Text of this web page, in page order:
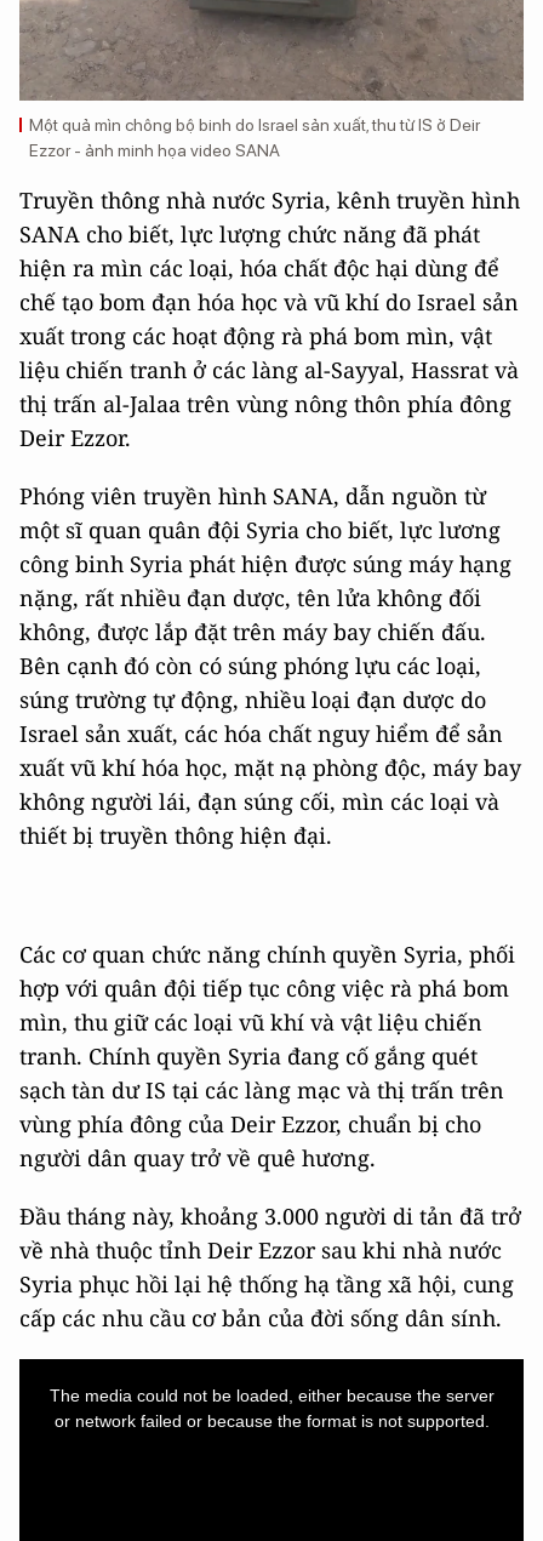
Một quả mìn chông bộ binh do Israel sản xuất, thu từ IS ở Deir
Ezzor - ảnh minh họa video SANA
Truyền thông nhà nước Syria, kênh truyền hình
SANA cho biết, lực lượng chức năng đã phát
hiện ra mìn các loại, hóa chất độc hại dùng để
chế tạo bom đạn hóa học và vũ khí do Israel sản
xuất trong các hoạt động rà phá bom mìn, vật
liệu chiến tranh ở các làng al-Sayyal, Hassrat và
thị trấn al-Jalaa trên vùng nông thôn phía đông
Deir Ezzor.
Phóng viên truyền hình SANA, dẫn nguồn từ
một sĩ quan quân đội Syria cho biết, lực lương
công binh Syria phát hiện được súng máy hạng
nặng, rất nhiều đạn dược, tên lửa không đối
không, được lắp đặt trên máy bay chiến đấu.
Bên cạnh đó còn có súng phóng lựu các loại,
súng trường tự động, nhiều loại đạn dược do
Israel sản xuất, các hóa chất nguy hiểm để sản
xuất vũ khí hóa học, mặt nạ phòng độc, máy bay
không người lái, đạn súng cối, mìn các loại và
thiết bị truyền thông hiện đại.
Các cơ quan chức năng chính quyền Syria, phối
hợp với quân đội tiếp tục công việc rà phá bom
mìn, thu giữ các loại vũ khí và vật liệu chiến
tranh. Chính quyền Syria đang cố gắng quét
sạch tàn dư IS tại các làng mạc và thị trấn trên
vùng phía đông của Deir Ezzor, chuẩn bị cho
người dân quay trở về quê hương.
Đầu tháng này, khoảng 3.000 người di tản đã trở
về nhà thuộc tỉnh Deir Ezzor sau khi nhà nước
Syria phục hồi lại hệ thống hạ tầng xã hội, cung
cấp các nhu cầu cơ bản của đời sống dân sính.
The media could not be loaded, either because the server
or network failed or because the format is not supported.